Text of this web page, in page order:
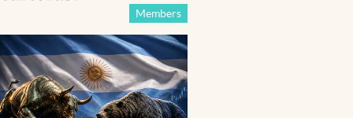
Members